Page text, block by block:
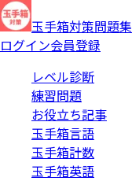
玉手箱対策問題集
ログイン会員登録
レベル診断
練習問題
お役立ち記事
玉手箱言語
玉手箱計数
玉手箱英語